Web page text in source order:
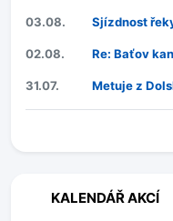
03.08. Sjízdnost
02.08. Re: Baťov
31.07. Metuje z
KALENDÁŘ AKCÍ